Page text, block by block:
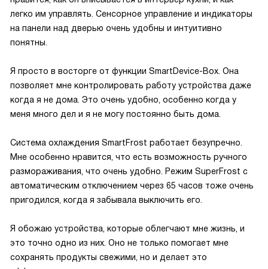
легко им управлять. Сенсорное управление и индикаторы
на панели над дверью очень удобны и интуитивно
понятны.
Я просто в восторге от функции SmartDevice-Box. Она
позволяет мне контролировать работу устройства даже
когда я не дома. Это очень удобно, особенно когда у
меня много дел и я не могу постоянно быть дома.
Система охлаждения SmartFrost работает безупречно.
Мне особенно нравится, что есть возможность ручного
размораживания, что очень удобно. Режим SuperFrost с
автоматическим отключением через 65 часов тоже очень
пригодился, когда я забывала выключить его.
Я обожаю устройства, которые облегчают мне жизнь, и
это точно одно из них. Оно не только помогает мне
сохранять продукты свежими, но и делает это